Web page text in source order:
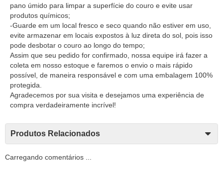
pano úmido para limpar a superfície do couro e evite usar
produtos químicos;
-Guarde em um local fresco e seco quando não estiver em uso,
evite armazenar em locais expostos à luz direta do sol, pois isso
pode desbotar o couro ao longo do tempo;
Assim que seu pedido for confirmado, nossa equipe irá fazer a
coleta em nosso estoque e faremos o envio o mais rápido
possível, de maneira responsável e com uma embalagem 100%
protegida.
Agradecemos por sua visita e desejamos uma experiência de
compra verdadeiramente incrível!
Produtos Relacionados
Carregando comentários ...